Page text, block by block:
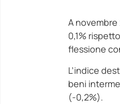
A
0,1%
flessione
L’indice
beni
(-0,2%).